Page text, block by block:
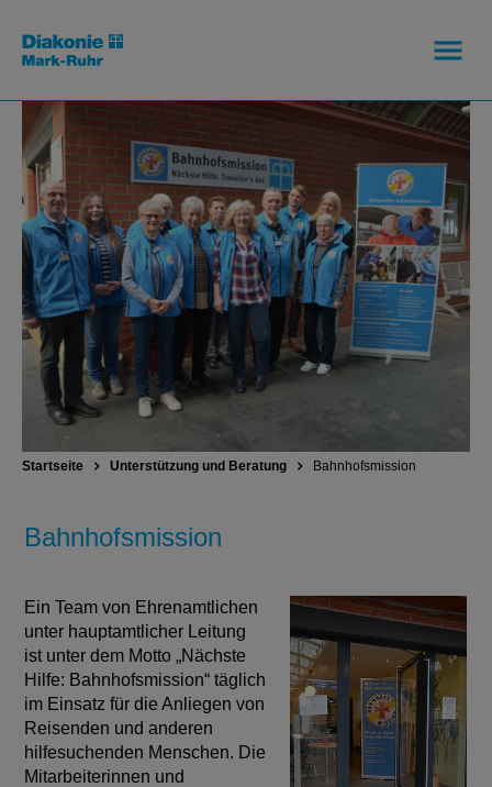
Startseite Unterstützung und Beratung Bahnhofsmission
Bahnhofsmission
Ein Team von Ehrenamtlichen
unter hauptamtlicher Leitung
ist unter dem Motto „Nächste
Hilfe: Bahnhofsmission“ täglich
im Einsatz für die Anliegen von
Reisenden und anderen
hilfesuchenden Menschen. Die
Mitarbeiterinnen und